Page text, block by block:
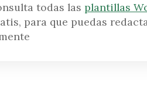
todas las plantillas
para que puedas